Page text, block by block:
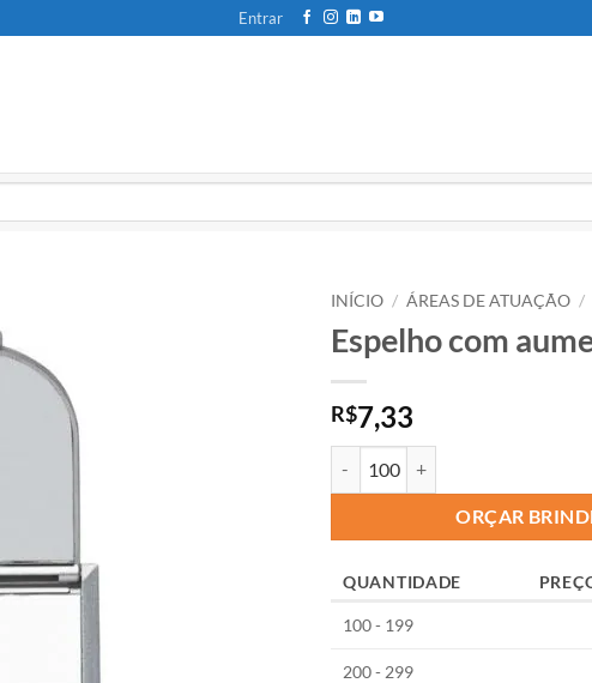
Entrar
INÍCIO / ÁREAS DE ATUAÇÃO /
Espelho com
R$7,33
ORÇAR
QUANTIDADE
100 - 199
200 - 299